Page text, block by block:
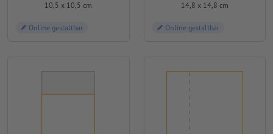
10,5 x 10,5 cm
Online gestaltbar
14,8 x 14,8 cm
Online gestaltbar